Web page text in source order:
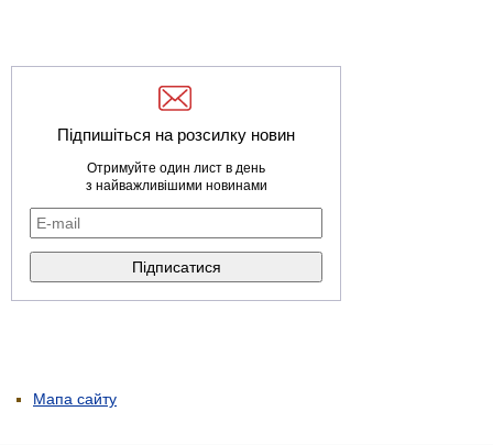
Підпишіться на розсилку новин
Отримуйте один лист в день
з найважливішими новинами
Мапа сайту